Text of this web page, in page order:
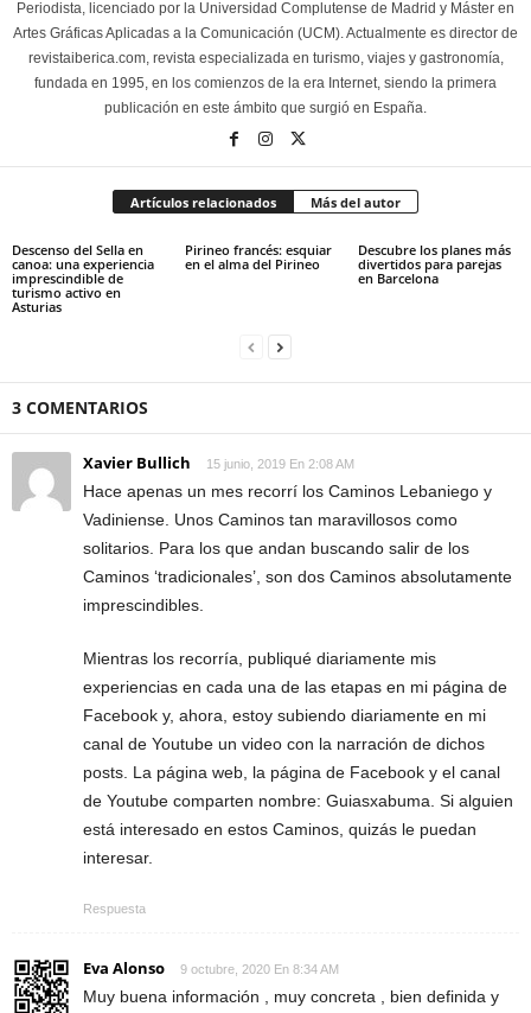
Periodista, licenciado por la Universidad Complutense de Madrid y Máster en
Artes Gráficas Aplicadas a la Comunicación (UCM). Actualmente es director de
revistaiberica.com, revista especializada en turismo, viajes y gastronomía,
fundada en 1995, en los comienzos de la era Internet, siendo la primera
publicación en este ámbito que surgió en España.
Artículos relacionados Más del autor
Descenso del Sella en
canoa: una experiencia
imprescindible de
turismo activo en
Asturias
Pirineo francés: esquiar
en el alma del Pirineo
Descubre los planes más
divertidos para parejas
en Barcelona
3 COMENTARIOS
Xavier Bullich 15 junio, 2019 En 2:08 AM
Hace apenas un mes recorrí los Caminos Lebaniego y
Vadiniense. Unos Caminos tan maravillosos como
solitarios. Para los que andan buscando salir de los
Caminos ‘tradicionales’, son dos Caminos absolutamente
imprescindibles.
Mientras los recorría, publiqué diariamente mis
experiencias en cada una de las etapas en mi página de
Facebook y, ahora, estoy subiendo diariamente en mi
canal de Youtube un video con la narración de dichos
posts. La página web, la página de Facebook y el canal
de Youtube comparten nombre: Guiasxabuma. Si alguien
está interesado en estos Caminos, quizás le puedan
interesar.
Respuesta
Eva Alonso 9 octubre, 2020 En 8:34 AM
Muy buena información , muy concreta , bien definida y